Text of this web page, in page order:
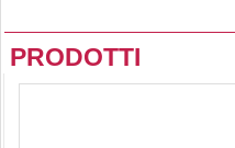
PRODOTTI